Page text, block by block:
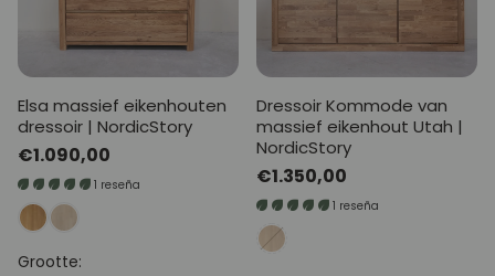
Elsa massief eikenhouten
dressoir | NordicStory
Normale
prijs
€1.090,00
1 reseña
Grootte:
Dressoir Kommode van
massief eikenhout Utah |
NordicStory
Normale
prijs
€1.350,00
1 reseña